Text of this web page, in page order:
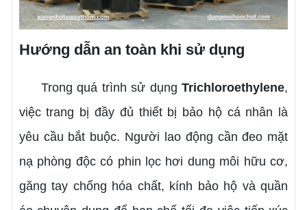
Hướng dẫn an toàn khi sử dụng
Trong quá trình sử dụngTrichloroethylene,
việc trang bị đầy đủ thiết bị bảo hộ cá nhân là
yêu cầu bắt buộc. Người lao động cần đeo mặt
nạ phòng độc có phin lọc hơi dung môi hữu cơ,
găng tay chống hóa chất, kính bảo hộ và quần